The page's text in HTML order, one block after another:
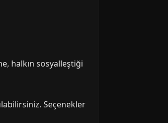
halkın sosyalleştiği
Seçenekler